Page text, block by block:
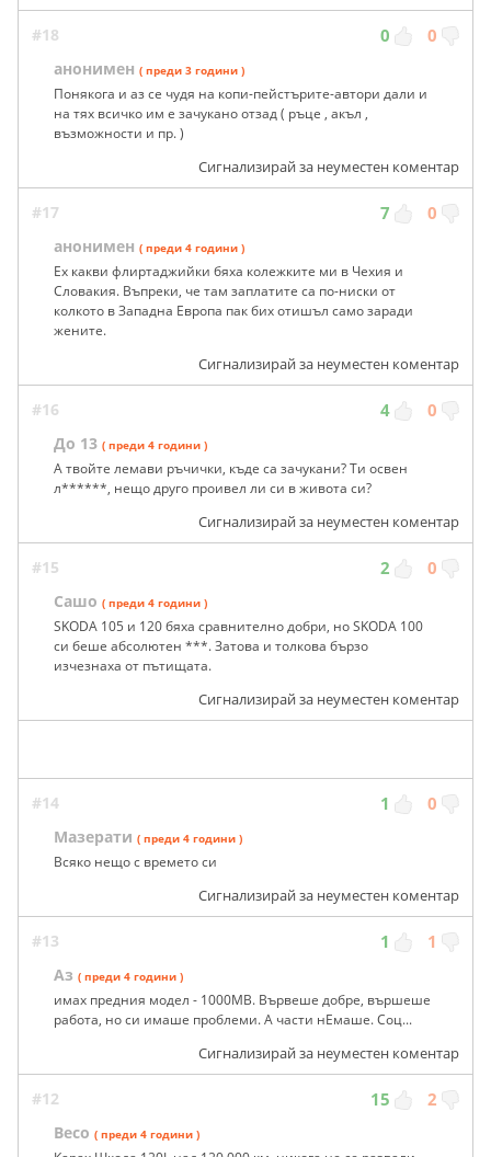
#18 0 0
анонимен ( преди 3 години )
Понякога и аз се чудя на копи-пейстърите-автори дали и
на тях всичко им е зачукано отзад ( ръце , акъл ,
възможности и пр. )
Сигнализирай за неуместен коментар
#17 7 0
анонимен ( преди 4 години )
Ех какви флиртаджийки бяха колежките ми в Чехия и
Словакия. Въпреки, че там заплатите са по-ниски от
колкото в Западна Европа пак бих отишъл само заради
жените.
Сигнализирай за неуместен коментар
#16 4 0
До 13 ( преди 4 години )
А твойте лемави ръчички, къде са зачукани? Ти освен
л******, нещо друго проивел ли си в живота си?
Сигнализирай за неуместен коментар
#15 2 0
Сашо ( преди 4 години )
SKODA 105 и 120 бяха сравнително добри, но SKODA 100
си беше абсолютен ***. Затова и толкова бързо
изчезнаха от пътищата.
Сигнализирай за неуместен коментар
#14 1 0
Мазерати ( преди 4 години )
Всяко нещо с времето си
Сигнализирай за неуместен коментар
#13 1 1
Аз ( преди 4 години )
имах предния модел - 1000МВ. Вървеше добре, вършеше
работа, но си имаше проблеми. А части нЕмаше. Соц...
Сигнализирай за неуместен коментар
#12 15 2
Весо ( преди 4 години )